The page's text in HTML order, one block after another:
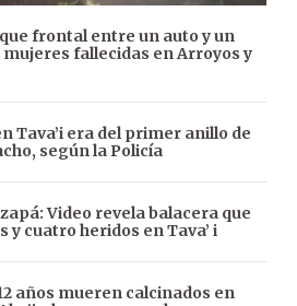
frontal entre un auto y un
fallecidas en Arroyos y
Tava’i era del primer anillo de
según la Policía
Video revela balacera que
y cuatro heridos en Tava’ i
años mueren calcinados en